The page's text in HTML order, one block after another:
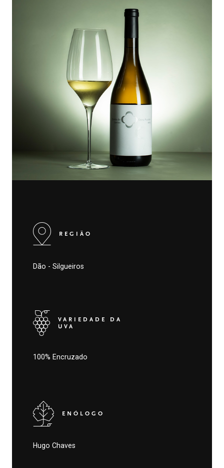
REGIÃO
Dão - Silgueiros
VARIEDADE DA
UVA
100% Encruzado
ENÓLOGO
Hugo Chaves